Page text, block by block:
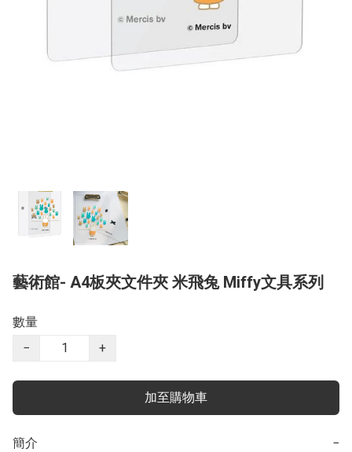
藝術館- A4板夾文件夾 米飛兔 Miffy文具系列
數量
−
+
加至購物車
簡介 −